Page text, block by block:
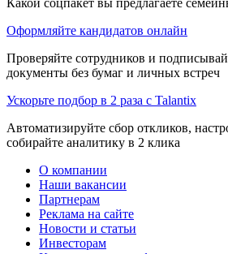
Оформляйте кандидатов онлайн
Проверяйте сотрудников и
документы без бумаг и личных встреч
Ускорьте подбор в 2 раза с Talantix
Автоматизируйте сбор откликов,
собирайте аналитику в 2 клика
О компании
Наши вакансии
Партнерам
Реклама на сайте
Новости и статьи
Инвесторам